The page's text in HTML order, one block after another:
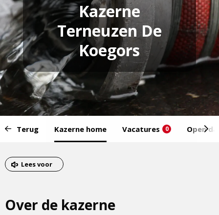
Kazerne
Terneuzen De
Koegors
van
menu:
Terug Kazerne home Vacatures 0 Open
van
het
Lees voor
Over de kazerne